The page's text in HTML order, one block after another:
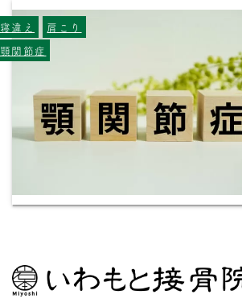
寝違え
肩こり
顎関節症